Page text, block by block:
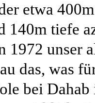
etwa
140m tiefe
1972 unser
das, was
bei Dahab